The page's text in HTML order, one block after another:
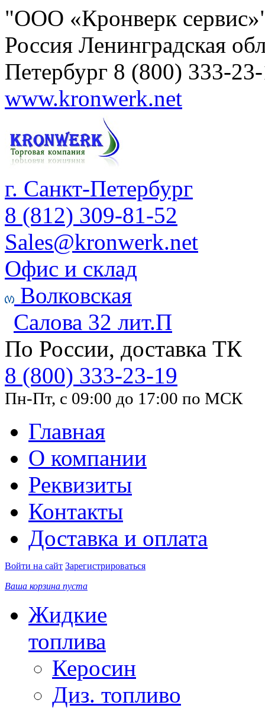
"ООО «Кронверк
Россия Ленинградская
Петербург 8 (800) 333-
www.kronwerk.net
г. Санкт-Петербург
8 (812) 309-81-52
Sales@kronwerk.net
Офис и склад
Волковская
Салова 32 лит.П
По России, доставка ТК
8 (800) 333-23-19
Пн-Пт, с 09:00 до 17:00 по МСК
Главная
О компании
Реквизиты
Контакты
Доставка и оплата
Войти на сайт Зарегистрироваться
Ваша корзина пуста
Жидкие
топлива
Керосин
Диз. топливо